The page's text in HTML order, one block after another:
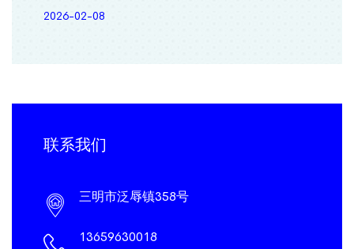
2026-02-08
联系我们
三明市泛辱镇358号
13659630018